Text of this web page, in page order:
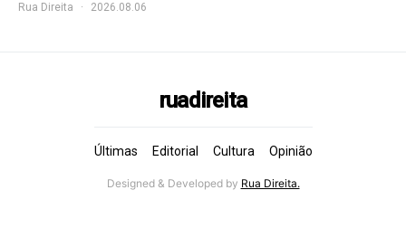
Rua Direita 2026.08.06
ruadireita
Últimas Editorial Cultura Opinião
Designed & Developed by Rua Direita.